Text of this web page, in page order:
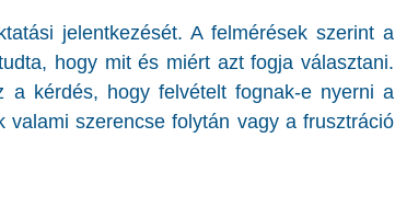
jelentkezését. A felmérések szerint a
hogy mit és miért azt fogja választani.
a kérdés, hogy felvételt fognak-e nyerni a
valami szerencse folytán vagy a frusztráció